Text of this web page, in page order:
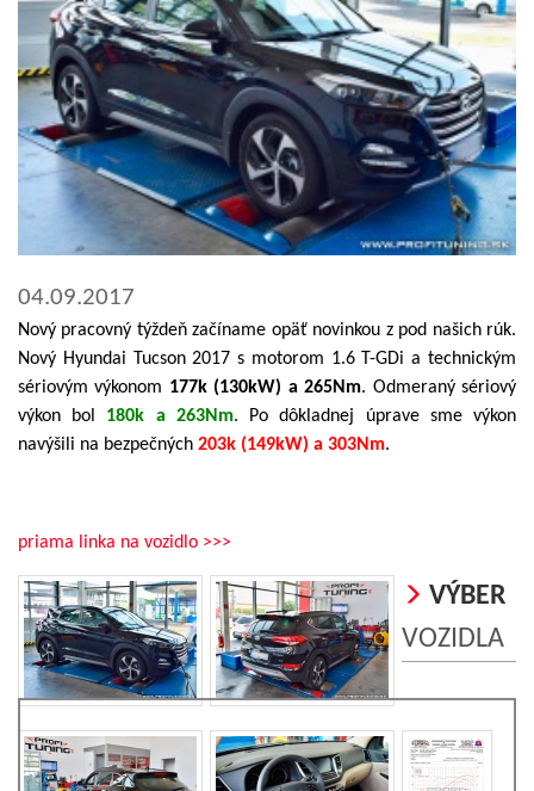
04.09.2017
Nový pracovný týždeň začíname opäť novinkou z pod našich rúk.
Nový Hyundai Tucson 2017 s motorom 1.6 T-GDi a technickým
sériovým výkonom 177k (130kW) a 265Nm. Odmeraný sériový
výkon bol 180k a 263Nm. Po dôkladnej úprave sme výkon
navýšili na bezpečných 203k (149kW) a 303Nm.
priama linka na vozidlo >>>
VÝBER
VOZIDLA